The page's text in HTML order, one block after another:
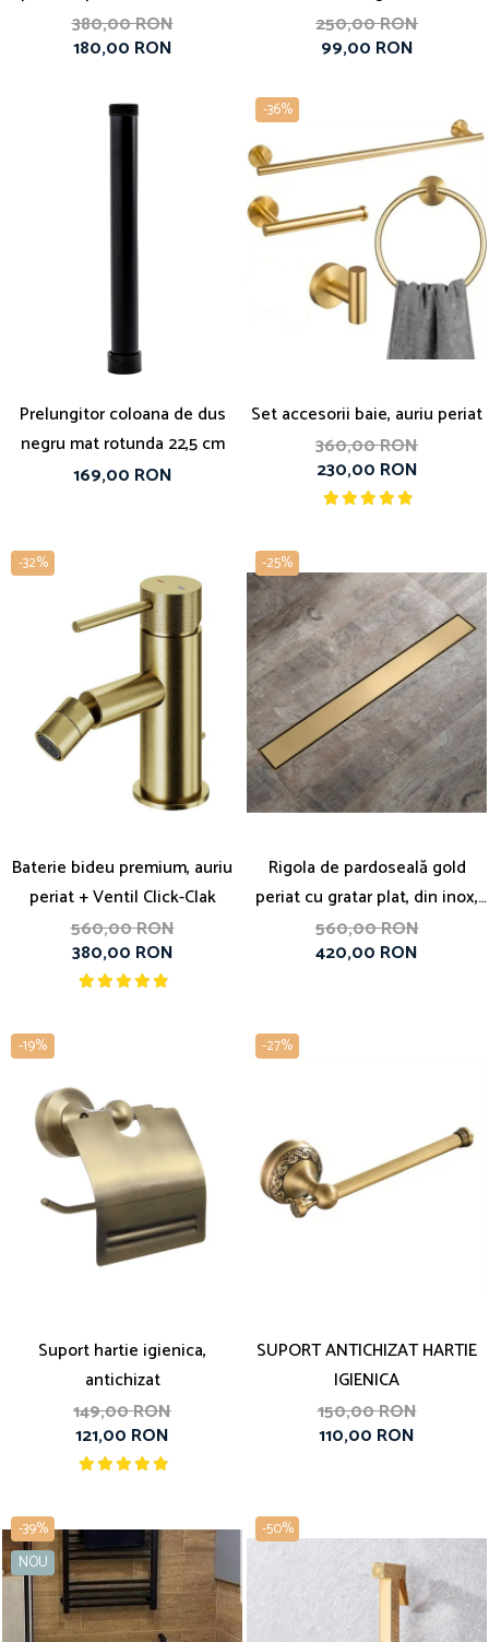
negru
380,00 RON
180,00 RON
250,00 RON
99,00 RON
Prelungitor coloana de dus
negru mat rotunda 22,5 cm
169,00 RON
-36%
Set accesorii baie, auriu periat
360,00 RON
230,00 RON
-32%
Baterie bideu premium, auriu
periat + Ventil Click-Clak
560,00 RON
380,00 RON
-25%
Rigola de pardoseală gold
periat cu gratar plat, din inox,
lungime 50 cm
560,00 RON
420,00 RON
-19%
Suport hartie igienica,
antichizat
149,00 RON
121,00 RON
-27%
SUPORT ANTICHIZAT HARTIE
IGIENICA
150,00 RON
110,00 RON
-39%
NOU
-50%